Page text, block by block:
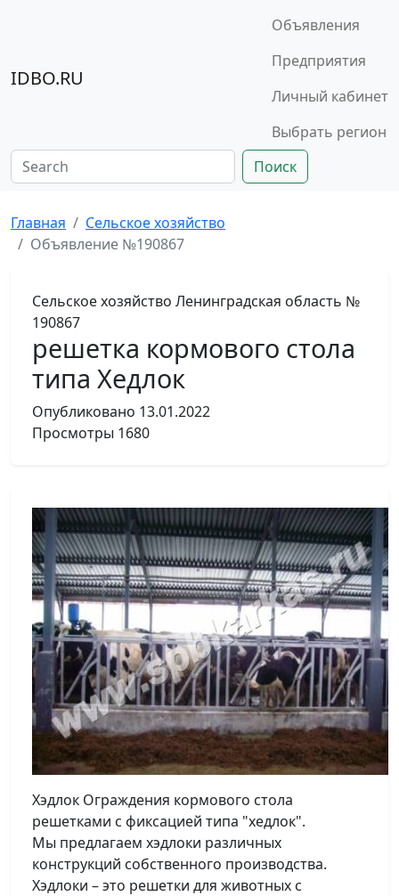
IDBO.RU
Объявления
Предприятия
Личный кабинет
Выбрать регион
Поиск
Главная
Сельское хозяйство
Объявление №190867
Сельское хозяйство Ленинградская область №
190867
решетка кормового стола
типа Хедлок
Опубликовано 13.01.2022
Просмотры 1680
Хэдлок Ограждения кормового стола
решетками с фиксацией типа "хедлок".
Мы предлагаем хэдлоки различных
конструкций собственного производства.
Хэдлоки – это решетки для животных с